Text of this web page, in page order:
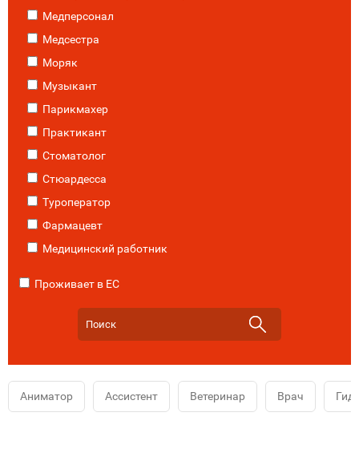
Медперсонал
Медсестра
Моряк
Музыкант
Парикмахер
Практикант
Стоматолог
Стюардесса
Туроператор
Фармацевт
Медицинский работник
Проживает в ЕС
Аниматор Ассистент Ветеринар Врач Гид